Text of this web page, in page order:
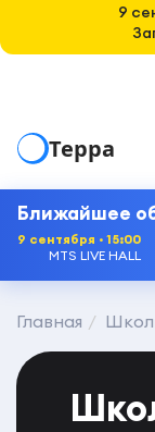
Терра
Ближайшее
9 сентября · 15:00
MTS LIVE HALL
Главная
9